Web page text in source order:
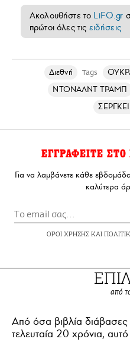
Ακολουθήστε το LiFO.gr
πρώτοι όλες τις ειδήσεις
Διεθνή Tags
ΝΤΟΝΑΛΝΤ ΤΡΑΜΠ
ΕΓΓΡΑΦΕΙΤΕ ΣΤΟ
Για να λαμβάνετε κάθε
καλύτερα
ΟΡΟΙ ΧΡΗΣΗΣΚΑΙ
από
Από όσα βιβλία διάβασες
τελευταία 20 χρόνια, αυτό